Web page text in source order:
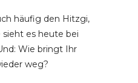
häufig den Hitzgi,
sieht es heute bei
Wie bringt Ihr
weg?